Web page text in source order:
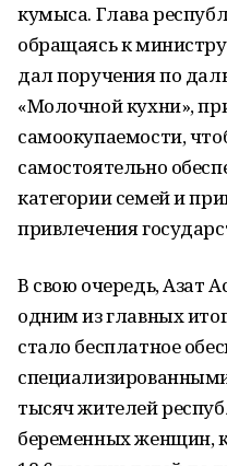
кумыса. Глава
обращаясь к
дал поручения по
«Молочной кухни»,
самоокупаемости,
самостоятельно
категории семей и
привлечения
В свою очередь, Азат
одним из главных
стало бесплатное
тысяч жителей
беременных женщин,